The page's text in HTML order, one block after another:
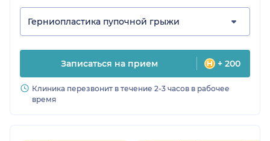
Герниопластика пупочной грыжи
Записаться на прием + 200
Клиника перезвонит в течение 2-3 часов в рабочее
время